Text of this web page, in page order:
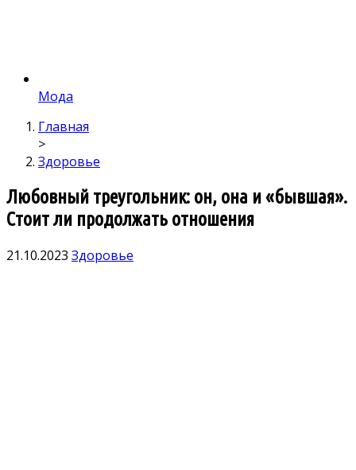
Мода
Главная
>
Здоровье
Любовный треугольник: он, она и «бывшая».
Стоит ли продолжать отношения
21.10.2023 Здоровье